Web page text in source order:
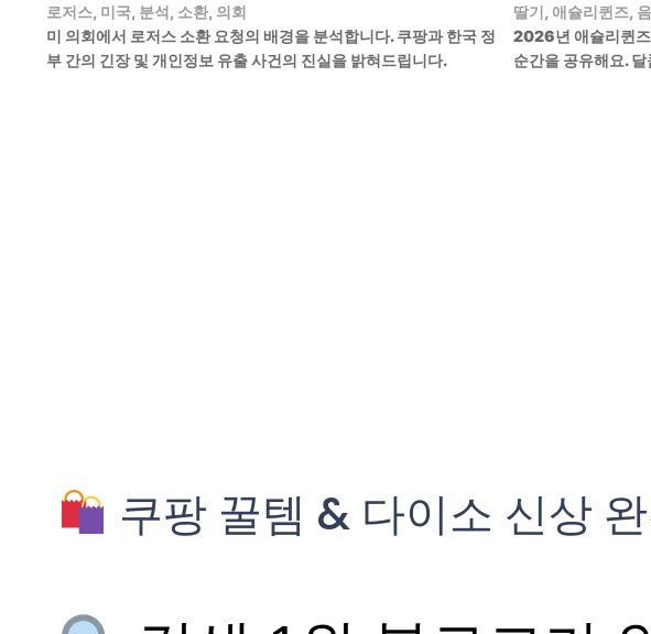
로저스, 미국, 분석, 소환, 의회
미 의회에서 로저스 소환 요청의 배경을 분석합니다. 쿠팡과 한국 정
부 간의 긴장 및 개인정보 유출 사건의 진실을 밝혀드립니다.
딸기, 애슐리퀸즈,
2026년 애슐리퀸즈
순간을 공유해요.
쿠팡 꿀템 & 다이소 신상